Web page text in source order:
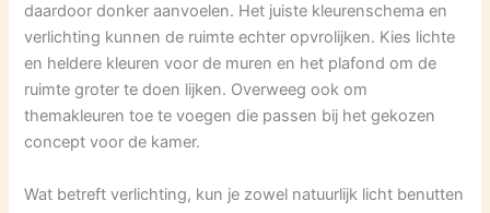
daardoor donker aanvoelen. Het juiste kleurenschema en
verlichting kunnen de ruimte echter opvrolijken. Kies lichte
en heldere kleuren voor de muren en het plafond om de
ruimte groter te doen lijken. Overweeg ook om
themakleuren toe te voegen die passen bij het gekozen
concept voor de kamer.
Wat betreft verlichting, kun je zowel natuurlijk licht benutten